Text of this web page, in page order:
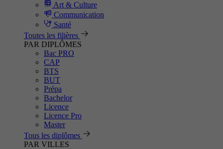
Art & Culture
Communication
Santé
Toutes les filières
PAR DIPLÔMES
Bac PRO
CAP
BTS
BUT
Prépa
Bachelor
Licence
Licence Pro
Master
Tous les diplômes
PAR VILLES